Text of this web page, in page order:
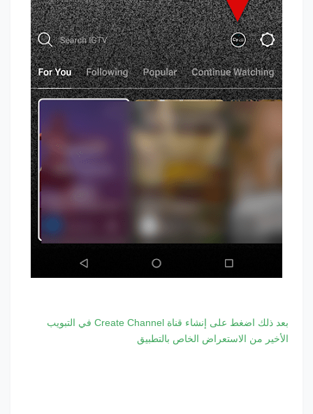
بعد ذلك اضغط على إنشاء قناة Create Channel في التبويب
الأخير من الاستعراض الخاص بالتطبيق